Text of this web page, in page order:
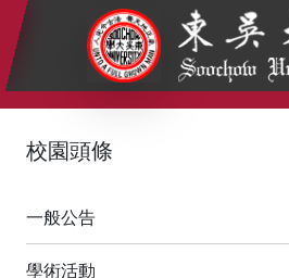
:::
校園頭條
一般公告
學術活動